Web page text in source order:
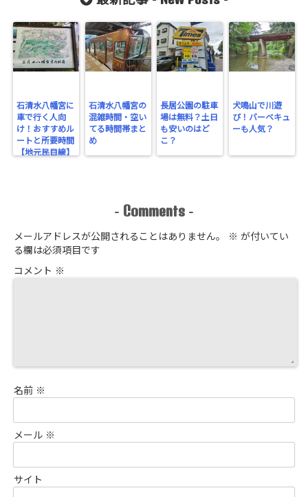
石清水八幡宮に
車で行く人向
け！おすすめル
ートと所要時間
【地元民目線】
石清水八幡宮の
混雑時間・空い
てる時間帯まと
め
長居公園の駐車
場は無料？土日
も安いのはど
こ？
犬鳴山で川遊
び！バーベキュ
ーも人気？
- Comments -
メールアドレスが公開されることはありません。 ※ が付いてい
る欄は必須項目です
コメント ※
名前 ※
メール ※
サイト